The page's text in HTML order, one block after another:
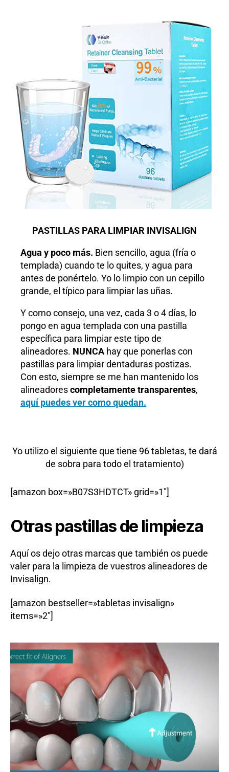
PASTILLAS PARA LIMPIAR INVISALIGN
Agua y poco más. Bien sencillo, agua (fría o
templada) cuando te lo quites, y agua para
antes de ponértelo. Yo lo limpio con un cepillo
grande, el típico para limpiar las uñas.
Y como consejo, una vez, cada 3 o 4 días, lo
pongo en agua templada con una pastilla
específica para limpiar este tipo de
alineadores. NUNCA hay que ponerlas con
pastillas para limpiar dentaduras postizas.
Con esto, siempre se me han mantenido los
alineadorescompletamente transparentes,
aquí puedes ver como quedan.
Yo utilizo el siguiente que tiene 96 tabletas, te dará
de sobra para todo el tratamiento)
[amazon box=»B07S3HDTCT» grid=»1″]
Otras pastillas de limpieza
Aquí os dejo otras marcas que también os puede
valer para la limpieza de vuestros alineadores de
Invisalign.
[amazon bestseller=»tabletas invisalign»
items=»2″]